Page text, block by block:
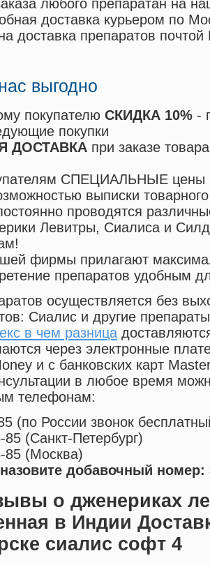
любого препаратан на
доставка курьером по
доставка препаратов
выгодно
покупателю СКИДКА 10% -
покупки
ДОСТАВКА при заказе
СПЕЦИАЛЬНЫЕ цены
выписки
проводятся
Левитры, Сиалиса и
фирмы прилагают
препаратов удобным
осуществляется без
Сиалис и другие
в чем разница
через электронные
и с банковских карт
в любое время
телефонам:
(по России звонок
85 (Санкт-Петербург)
85 (Москва)
добавочный номер:
о дженериках
в Индии
сиалис софт 4